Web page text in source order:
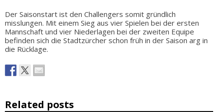
Der Saisonstart ist den Challengers somit gründlich
misslungen. Mit einem Sieg aus vier Spielen bei der ersten
Mannschaft und vier Niederlagen bei der zweiten Equipe
befinden sich die Stadtzürcher schon früh in der Saison arg in
die Rücklage.
Related posts